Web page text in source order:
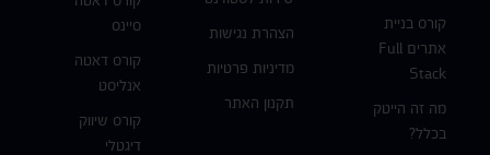
קורס בניית
אתרים Full
Stack
מה זה הייטק
בכלל?
הצהרת נגישות
מדיניות פרטיות
תקנון האתר
סיינס
קורס דאטה
אנליסט
קורס שיווק
דיגטלי